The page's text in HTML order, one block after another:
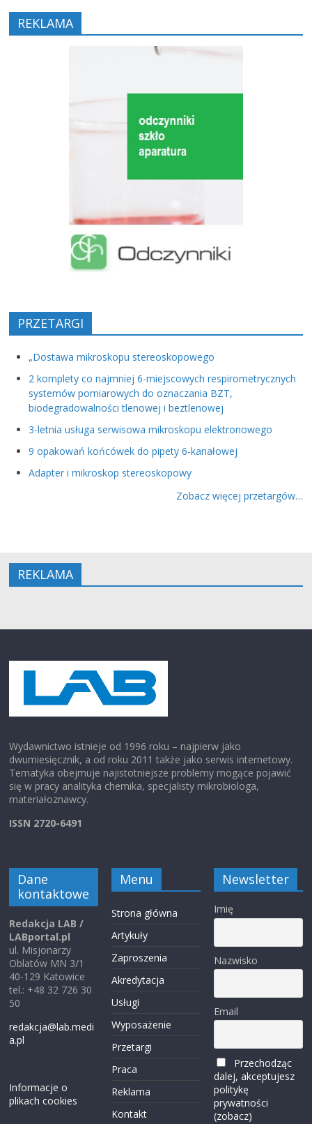
REKLAMA
PRZETARGI
„Dostawa mikroskopu stereoskopowego
2 komplety co najmniej 6-miejscowych respirometrycznych
systemów pomiarowych do oznaczania BZT,
biodegradowalności tlenowej i beztlenowej
3-letnia usługa serwisowa mikroskopu elektronowego
9 opakowań końcówek do pipety 6-kanałowej
Adapter i mikroskop stereoskopowy
Zobacz więcej przetargów…
REKLAMA
Wydawnictwo istnieje od 1996 roku – najpierw jako
dwumiesięcznik, a od roku 2011 także jako serwis internetowy.
Tematyka obejmuje najistotniejsze problemy mogące pojawić
się w pracy analityka chemika, specjalisty mikrobiologa,
materiałoznawcy.
ISSN 2720-6491
Dane
kontaktowe
Redakcja LAB /
LABportal.pl
ul. Misjonarzy
Oblatów MN 3/1
40-129 Katowice
tel.: +48 32 726 30
50
redakcja@lab.medi
a.pl
Informacje o
plikach cookies
Menu
Strona główna
Artykuły
Zaproszenia
Akredytacja
Usługi
Wyposażenie
Przetargi
Praca
Reklama
Kontakt
Newsletter
Imię
Nazwisko
Email
Przechodząc
dalej, akceptujesz
politykę
prywatności
(zobacz)